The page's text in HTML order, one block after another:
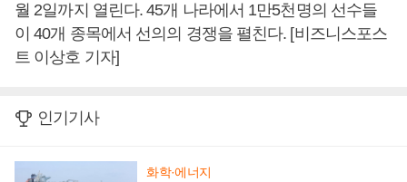
월 2일까지 열린다. 45개 나라에서 1만5천명의 선수들
이 40개 종목에서 선의의 경쟁을 펼친다. [비즈니스포스
트 이상호 기자]
인기기사
화학·에너지